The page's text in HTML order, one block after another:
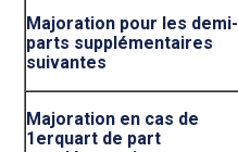
Majoration pour les demi-
parts supplémentaires
suivantes
Majoration en cas de
1erquart de part